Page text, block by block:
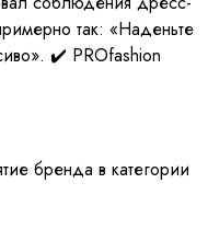
так: «Наденьте
✔️ PROfashion
бренда в категории